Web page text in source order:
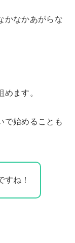
かなかあがらな
ます。
で始めることも
すね！